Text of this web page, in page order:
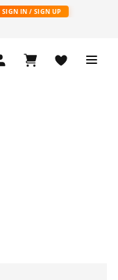
SIGN IN / SIGN UP